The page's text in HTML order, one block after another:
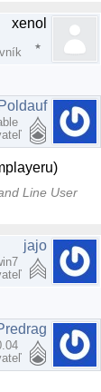
xenol
Line User
jajo